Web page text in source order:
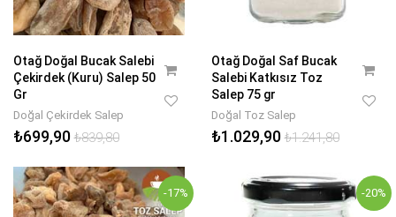
Otağ Doğal Bucak Salebi
Çekirdek (Kuru) Salep 50
Gr
Doğal Çekirdek Salep
₺699,90₺839,80
Otağ Doğal Saf Bucak
Salebi Katkısız Toz
Salep 75 gr
Doğal Toz Salep
₺1.029,90₺1.241,80
-17% -20%